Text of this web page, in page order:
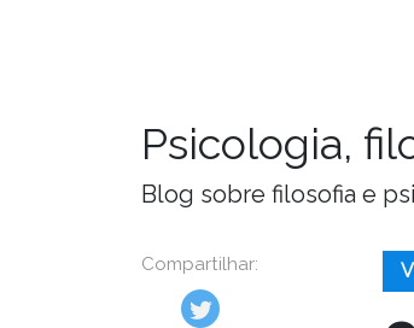
Psicologia,
Blog sobre filosofia e
Compartilhar: